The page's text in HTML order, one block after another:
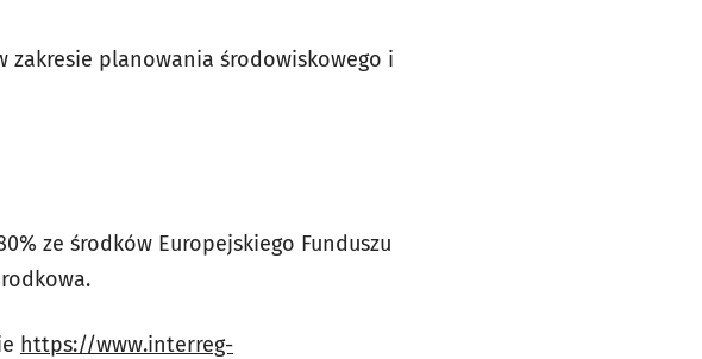
planowania środowiskowego i
ze środków Europejskiego Funduszu
https://www.interreg-